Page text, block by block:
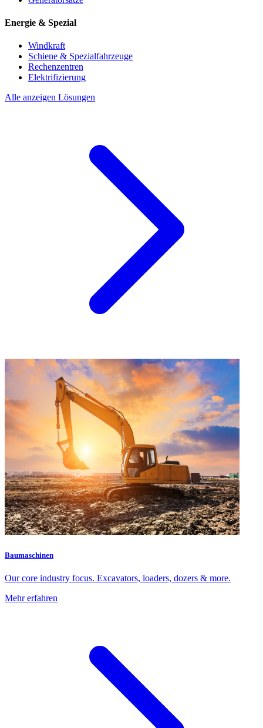
Energie & Spezial
Windkraft
Schiene & Spezialfahrzeuge
Rechenzentren
Elektrifizierung
Alle anzeigen Lösungen
Baumaschinen
Our core industry focus. Excavators, loaders, dozers & more.
Mehr erfahren